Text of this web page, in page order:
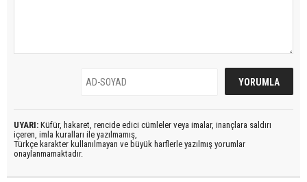
UYARI: Küfür, hakaret, rencide edici cümleler veya imalar, inançlara saldırı
içeren, imla kuralları ile yazılmamış,
Türkçe karakter kullanılmayan ve büyük harflerle yazılmış yorumlar
onaylanmamaktadır.